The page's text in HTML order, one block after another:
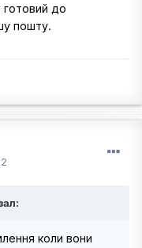
готовий до
пошту.
коли вони